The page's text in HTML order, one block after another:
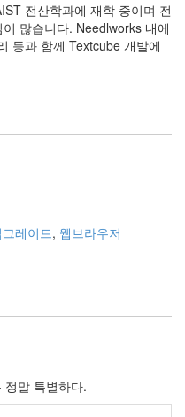
전산학과에 재학 중이며 전
많습니다. Needlworks 내에
등과 함께 Textcube 개발에
그레이드, 웹브라우저
정말 특별하다.